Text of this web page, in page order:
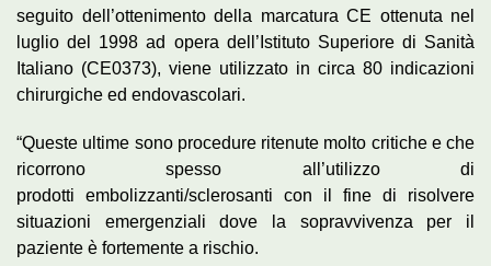
seguito dell’ottenimento della marcatura CE ottenuta nel
luglio del 1998 ad opera dell’Istituto Superiore di Sanità
Italiano (CE0373), viene utilizzato in circa 80 indicazioni
chirurgiche ed endovascolari.
“Queste ultime sono procedure ritenute molto critiche e che
ricorrono spesso all’utilizzo di
prodotti embolizzanti/sclerosanti con il fine di risolvere
situazioni emergenziali dove la sopravvivenza per il
paziente è fortemente a rischio.